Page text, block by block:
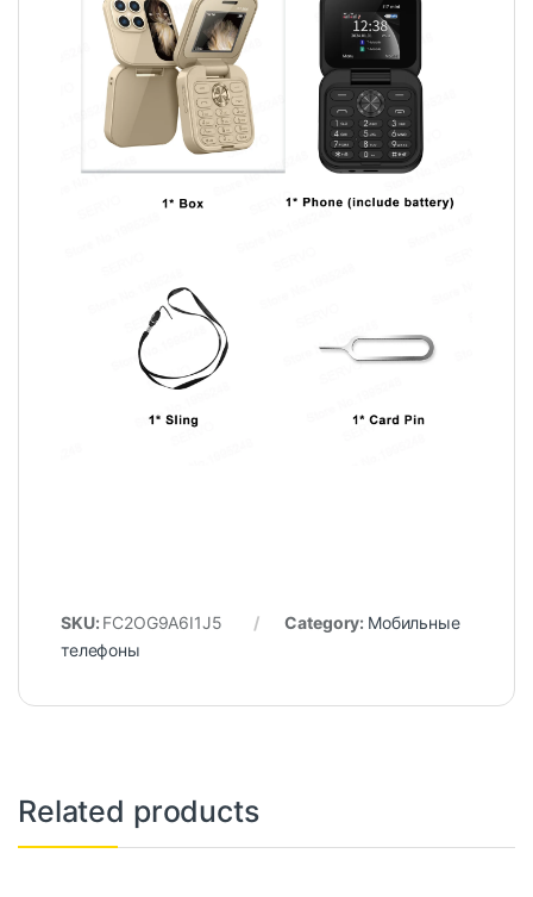
SKU: FC2OG9A6I1J5 Category: Мобильные
телефоны
Related products